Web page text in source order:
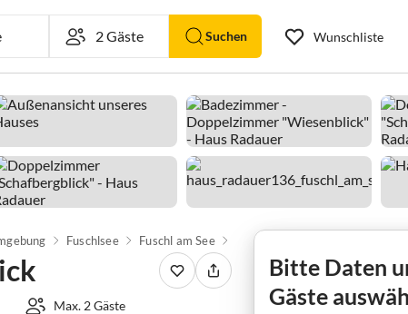
Suchen Wunschliste
Fuschlsee Fuschl am See Ferienzimmer Zimmer Waldblick
Max. 2 Gäste
Bitte Daten
Gäste